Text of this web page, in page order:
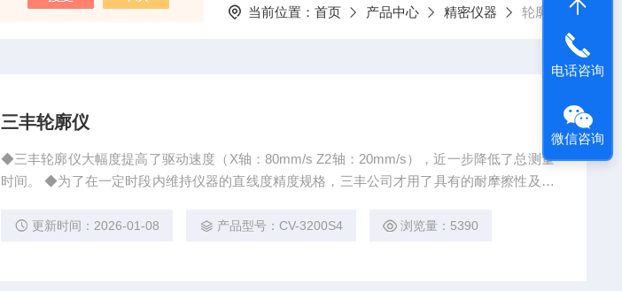
当前位置： 首页 产品中心 精密仪器 轮廓仪
三丰轮廓仪
◆三丰轮廓仪大幅度提高了驱动速度（X轴：80mm/s Z2轴：20mm/s），近一步降低了总测量
时间。 ◆为了在一定时段内维持仪器的直线度精度规格，三丰公司才用了具有的耐摩擦性及稳
更新时间：2026-01-08 产品型号：CV-3200S4 浏览量：5390
电话咨询
微信咨询